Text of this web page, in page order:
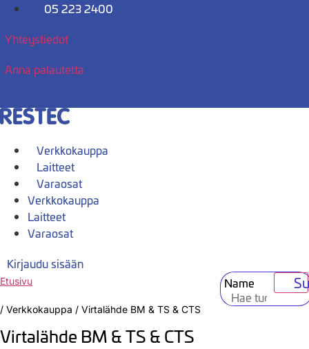
Mene
05 223 2400
Yhteystiedot
Anna palautetta
Verkkokauppa
Laitteet
Varaosat
Verkkokauppa
Laitteet
Varaosat
Kirjaudu sisään
Name
Etusivu
/ Verkkokauppa / Virtalähde BM & TS & CTS
Virtalähde BM & TS & CTS